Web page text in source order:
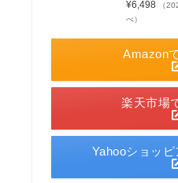
¥6,498
（
べ）
Amazon
楽天市場
Yahooショッ